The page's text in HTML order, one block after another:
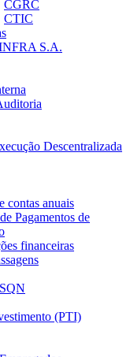
CGRC
CTIC
S.A.
Descentralizada
contas anuais
Pagamentos de
financeiras
(PTI)